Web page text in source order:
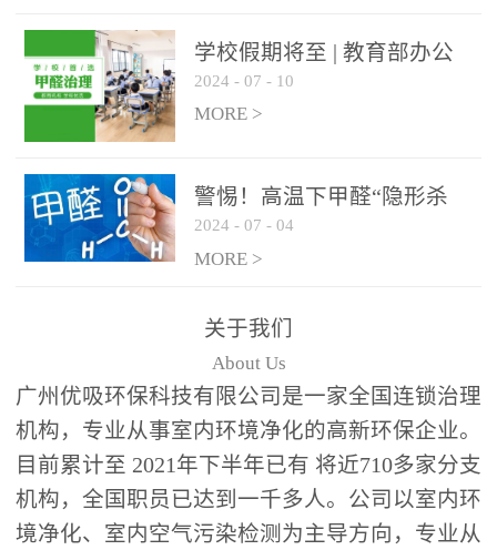
学校假期将至 | 教育部办公
厅关于加强学校新建校舍室
内空气质量管理通知
2024 - 07 - 10
MORE >
警惕！高温下甲醛“隐形杀
手”来袭，你的家安全吗？
2024 - 07 - 04
MORE >
关于我们
About Us
广州优吸环保科技有限公司是一家全国连锁治理
机构，专业从事室内环境净化的高新环保企业。
目前累计至 2021年下半年已有 将近710多家分支
机构，全国职员已达到一千多人。公司以室内环
境净化、室内空气污染检测为主导方向，专业从